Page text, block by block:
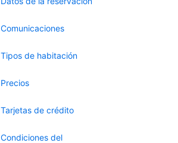
Comunicaciones
Tipos de habitación
Precios
Tarjetas de crédito
Condiciones del